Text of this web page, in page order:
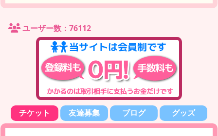
ユーザー数：76112
チケット 友達募集 ブログ グッズ